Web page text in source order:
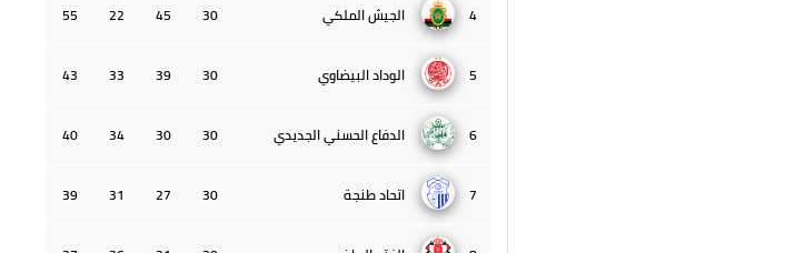
4 الجيش الملكي 30
45
22
55
5 الوداد البيضاوي 30
39
33
43
6 الدفاع الحسني الجديدي 30
30
34
40
7 اتحاد طنجة 30
27
31
39